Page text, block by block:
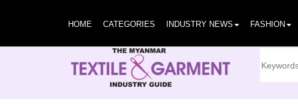
HOME CATEGORIES INDUSTRY NEWS FASHION